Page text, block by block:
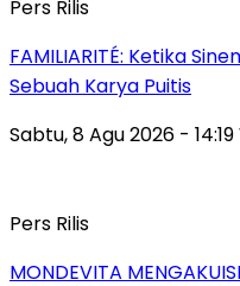
Pers Rilis
FAMILIARITÉ: Ketika
Sebuah Karya Puitis
Sabtu, 8 Agu 2026 - 14:19
Pers Rilis
MONDEVITA